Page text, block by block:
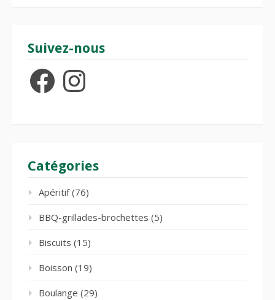
Suivez-nous
FacebookInstagram
Catégories
Apéritif(76)
BBQ-grillades-brochettes (5)
Biscuits (15)
Boisson (19)
Boulange (29)